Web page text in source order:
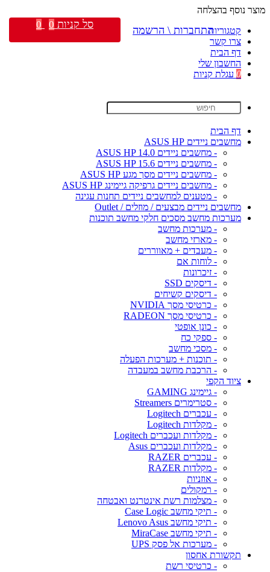
מוצר נוסף בהצלחה
קטגוריות
צרו קשר
דף הבית
החשבון שלי
0 עגלת קניות
דף הבית
מחשבים ניידים ASUS HP
- מחשבים ניידים ASUS HP 14.0
- מחשבים ניידים ASUS HP 15.6
- מחשבים ניידים מסך מגע ASUS HP
- מחשבים ניידים גרפיקה גיימינג ASUS HP
- מטענים למחשבים ניידים תחנות עגינה
מחשבים ניידים מבצעים / מוזלים / Outlet
מערכות מחשב מסכים חלקי מחשב תוכנות
- מערכות מחשב
- מארזי מחשב
- מעבדים + מאווררים
- לוחות אם
- זיכרונות
- דיסקים SSD
- דיסקים קשיחים
- כרטיסי מסך NVIDIA
- כרטיסי מסך RADEON
- כונן אופטי
- ספקי כח
- מסכי מחשב
- תוכנות + מערכות הפעלה
- הרכבת מחשב במעבדה
ציוד הקפי
- גיימינג GAMING
- סטרימרים Streamers
- עכברים Logitech
- מקלדות Logitech
- מקלדות ועכברים Logitech
- מקלדות ועכברים Asus
- עכברים RAZER
- מקלדות RAZER
- אוזניות
- רמקולים
- מצלמות רשת אינטרנט ואבטחה
- תיקי מחשב Case Logic
- תיקי מחשב Lenovo Asus
- תיקי מחשב MiraCase
- מערכות אל פסק UPS
תקשורת אחסון
- כרטיסי רשת
התחברות \ הרשמה סל קניות 0
0